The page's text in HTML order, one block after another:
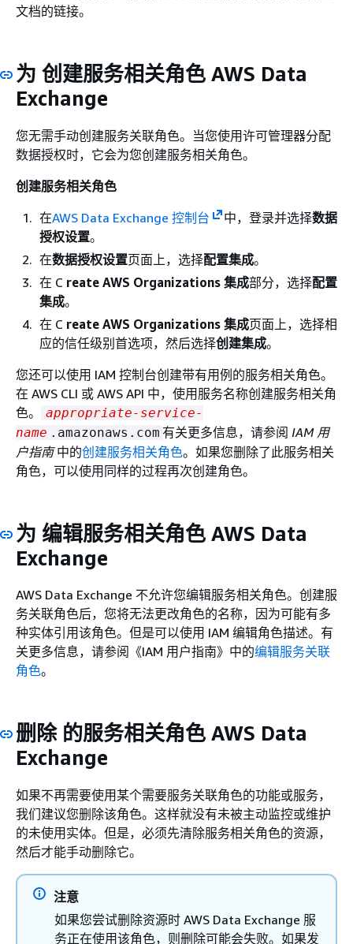
文档的链接。
为 创建服务相关角色 AWS Data
Exchange
您无需手动创建服务关联角色。当您使用许可管理器分配
数据授权时，它会为您创建服务相关角色。
创建服务相关角色
在AWS Data Exchange 控制台 中，登录并选择数据
授权设置。
在数据授权设置页面上，选择配置集成。
在 C reate AWS Organizations 集成部分，选择配置
集成。
在 C reate AWS Organizations 集成页面上，选择相
应的信任级别首选项，然后选择创建集成。
您还可以使用 IAM 控制台创建带有用例的服务相关角色。
在 AWS CLI 或 AWS API 中，使用服务名称创建服务相关角
色。
appropriate-service-
name .amazonaws.com 有关更多信息，请参阅 IAM 用
户指南中的创建服务相关角色。如果您删除了此服务相关
角色，可以使用同样的过程再次创建角色。
为 编辑服务相关角色 AWS Data
Exchange
AWS Data Exchange 不允许您编辑服务相关角色。创建服
务关联角色后，您将无法更改角色的名称，因为可能有多
种实体引用该角色。但是可以使用 IAM 编辑角色描述。有
关更多信息，请参阅《IAM 用户指南》 中的编辑服务关联
角色。
删除 的服务相关角色 AWS Data
Exchange
如果不再需要使用某个需要服务关联角色的功能或服务，
我们建议您删除该角色。这样就没有未被主动监控或维护
的未使用实体。但是，必须先清除服务相关角色的资源，
然后才能手动删除它。
注意
如果您尝试删除资源时 AWS Data Exchange 服
务正在使用该角色，则删除可能会失败。如果发